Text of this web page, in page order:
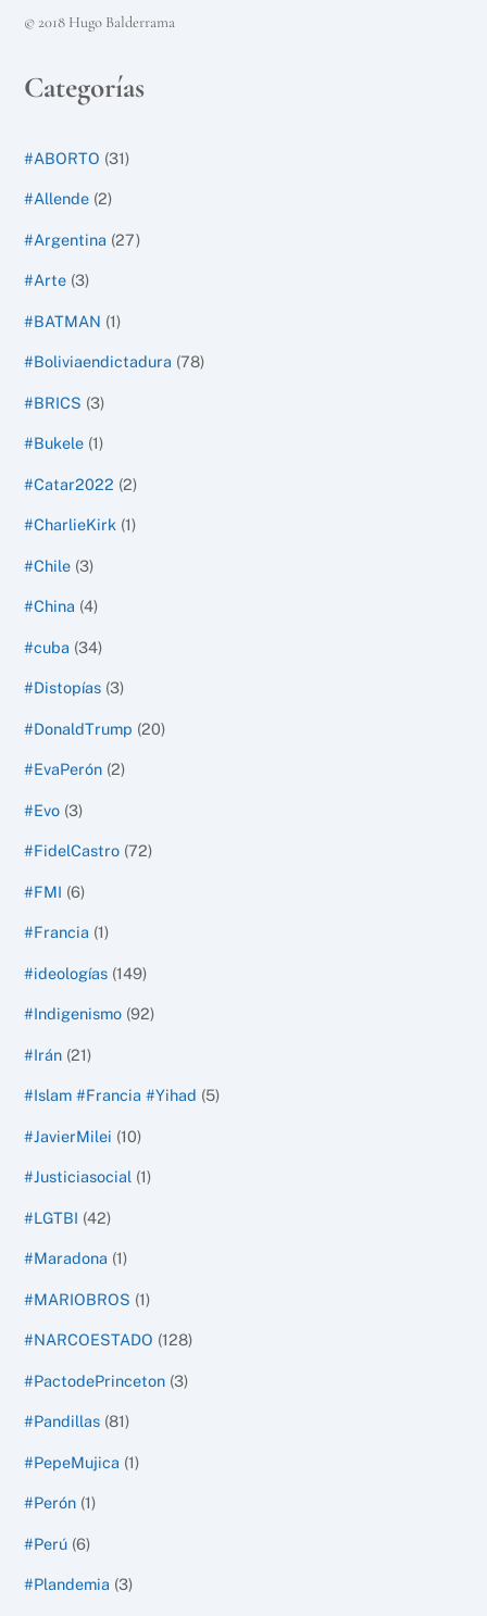
© 2018 Hugo Balderrama
Categorías
#ABORTO (31)
#Allende (2)
#Argentina (27)
#Arte (3)
#BATMAN (1)
#Boliviaendictadura (78)
#BRICS (3)
#Bukele (1)
#Catar2022 (2)
#CharlieKirk (1)
#Chile (3)
#China (4)
#cuba (34)
#Distopías (3)
#DonaldTrump (20)
#EvaPerón (2)
#Evo (3)
#FidelCastro (72)
#FMI (6)
#Francia (1)
#ideologías (149)
#Indigenismo (92)
#Irán (21)
#Islam #Francia #Yihad (5)
#JavierMilei (10)
#Justiciasocial (1)
#LGTBI (42)
#Maradona (1)
#MARIOBROS (1)
#NARCOESTADO (128)
#PactodePrinceton (3)
#Pandillas (81)
#PepeMujica (1)
#Perón (1)
#Perú (6)
#Plandemia (3)